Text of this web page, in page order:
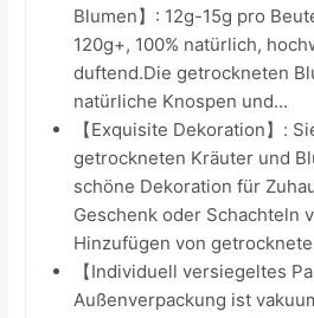
Blumen】: 12g-15g pro
120g+, 100% natürlich,
duftend.Die getrockneten
natürliche Knospen und...
【Exquisite Dekoration】:
getrockneten Kräuter und
schöne Dekoration für
Geschenk oder Schachteln
Hinzufügen von
【Individuell versiegeltes
Außenverpackung ist